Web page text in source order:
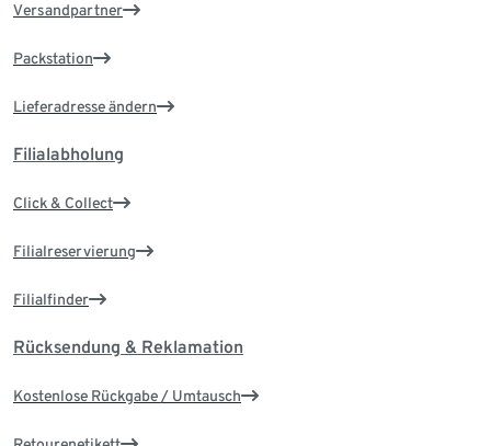
Versandpartner
Packstation
Lieferadresse ändern
Filialabholung
Click & Collect
Filialreservierung
Filialfinder
Rücksendung & Reklamation
Kostenlose Rückgabe / Umtausch